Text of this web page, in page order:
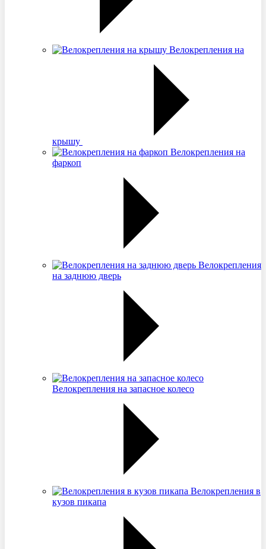
Велокрепления на
крышу
Велокрепления на
фаркоп
Велокрепления
на заднюю дверь
Велокрепления на запасное колесо
Велокрепления в
кузов пикапа